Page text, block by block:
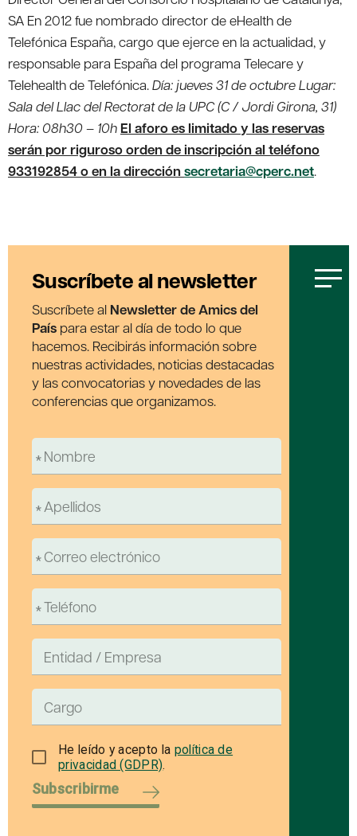
SA En 2012 fue nombrado director de eHealth de
Telefónica España, cargo que ejerce en la actualidad, y
responsable para España del programa Telecare y
Telehealth de Telefónica.Día: jueves 31 de octubre Lugar:
Sala del Llac del Rectorat de la UPC (C / Jordi Girona, 31)
Hora: 08h30 – 10h El aforo es limitado y las reservas
serán por riguroso orden de inscripción al teléfono
933192854 o en la direcciónsecretaria@cperc.net.
Suscríbete al newsletter
Suscríbete al Newsletter de Amics del
País para estar al día de todo lo que
hacemos. Recibirás información sobre
nuestras actividades, noticias destacadas
y las convocatorias y novedades de las
conferencias que organizamos.
He leído y acepto la política de
privacidad (GDPR).
Subscribirme